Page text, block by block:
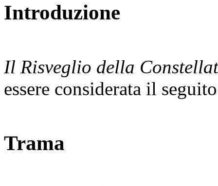
Introduzione
Il Risveglio della
essere considerata il
Trama